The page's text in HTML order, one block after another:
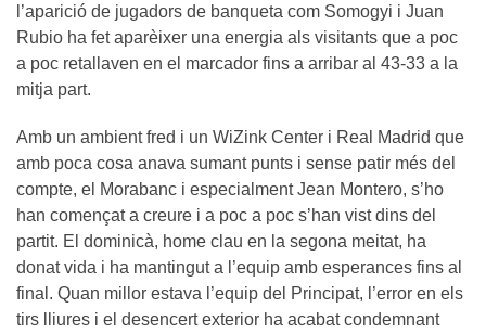
l’aparició de jugadors de banqueta com Somogyi i Juan
Rubio ha fet aparèixer una energia als visitants que a poc
a poc retallaven en el marcador fins a arribar al 43-33 a la
mitja part.
Amb un ambient fred i un WiZink Center i Real Madrid que
amb poca cosa anava sumant punts i sense patir més del
compte, el Morabanc i especialment Jean Montero, s’ho
han començat a creure i a poc a poc s’han vist dins del
partit. El dominicà, home clau en la segona meitat, ha
donat vida i ha mantingut a l’equip amb esperances fins al
final. Quan millor estava l’equip del Principat, l’error en els
tirs lliures i el desencert exterior ha acabat condemnant